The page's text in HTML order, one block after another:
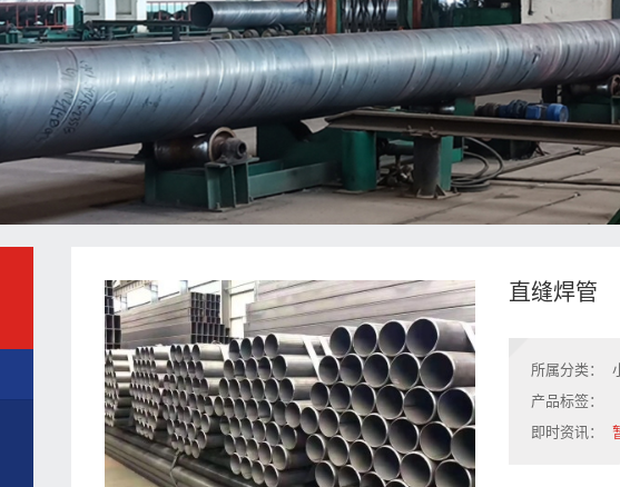
直缝焊管
所属分类：
产品标签：
即时资讯：